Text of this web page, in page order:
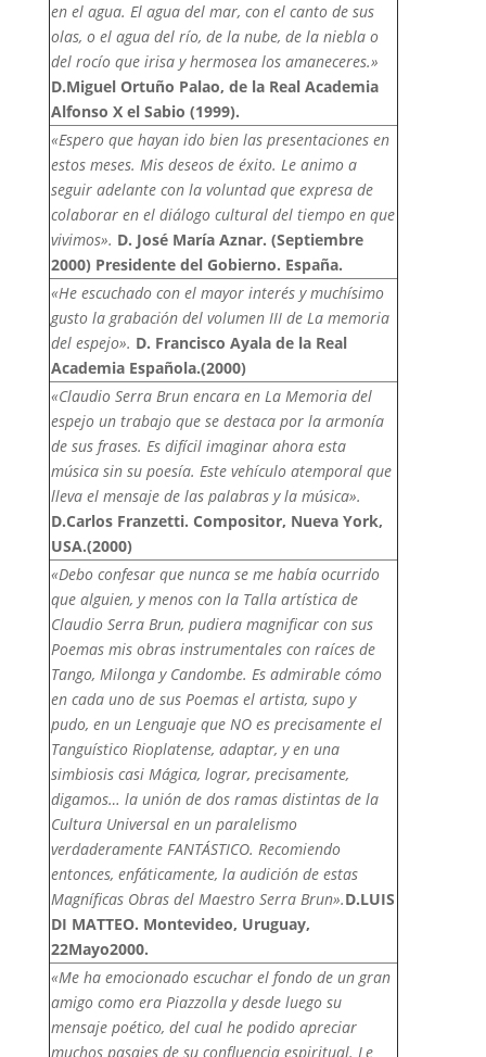
en el agua. El agua del mar, con el canto de sus
olas, o el agua del río, de la nube, de la niebla o
del rocío que irisa y hermosea los amaneceres.»
D.Miguel Ortuño Palao, de la Real Academia
Alfonso X el Sabio (1999).
«Espero que hayan ido bien las presentaciones en
estos meses. Mis deseos de éxito. Le animo a
seguir adelante con la voluntad que expresa de
colaborar en el diálogo cultural del tiempo en que
vivimos». D. José María Aznar. (Septiembre
2000) Presidente del Gobierno. España.
«He escuchado con el mayor interés y muchísimo
gusto la grabación del volumen III de La memoria
del espejo». D. Francisco Ayala de la Real
Academia Española.(2000)
«Claudio Serra Brun encara en La Memoria del
espejo un trabajo que se destaca por la armonía
de sus frases. Es difícil imaginar ahora esta
música sin su poesía. Este vehículo atemporal que
lleva el mensaje de las palabras y la música».
D.Carlos Franzetti. Compositor, Nueva York,
USA.(2000)
«Debo confesar que nunca se me había ocurrido
que alguien, y menos con la Talla artística de
Claudio Serra Brun, pudiera magnificar con sus
Poemas mis obras instrumentales con raíces de
Tango, Milonga y Candombe. Es admirable cómo
en cada uno de sus Poemas el artista, supo y
pudo, en un Lenguaje que NO es precisamente el
Tanguístico Rioplatense, adaptar, y en una
simbiosis casi Mágica, lograr, precisamente,
digamos… la unión de dos ramas distintas de la
Cultura Universal en un paralelismo
verdaderamente FANTÁSTICO. Recomiendo
entonces, enfáticamente, la audición de estas
Magníficas Obras del Maestro Serra Brun».D.LUIS
DI MATTEO. Montevideo, Uruguay,
22Mayo2000.
«Me ha emocionado escuchar el fondo de un gran
amigo como era Piazzolla y desde luego su
mensaje poético, del cual he podido apreciar
muchos pasajes de su confluencia espiritual. Le